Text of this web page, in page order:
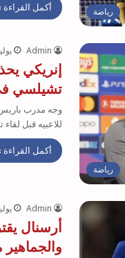
رياضة أكمل القراءة
رياضة
Admin يوليو 12,
إنريكي
تشيلسي
وجه مدرب
للاعبيه قبل
أكمل القراءة
Admin يوليو 11,
أرسنال